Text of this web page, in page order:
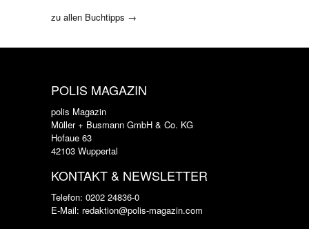
zu allen Buchtipps →
POLIS MAGAZIN
polis Magazin
Müller + Busmann GmbH & Co. KG
Hofaue 63
42103 Wuppertal
KONTAKT & NEWSLETTER
Telefon: 0202 24836-0
E-Mail: redaktion@polis-magazin.com